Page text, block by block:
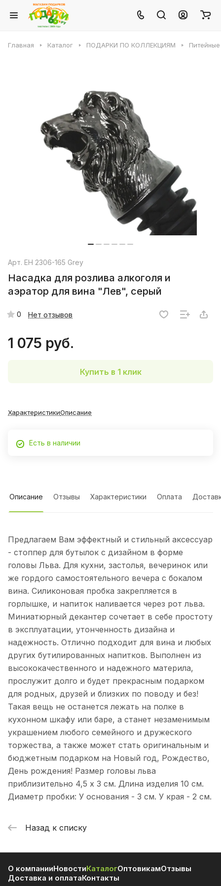
Главная Каталог ПОДАРКИ ПО КОЛЛЕКЦИЯМ
Арт. EH 2306-165 Grey
Насадка для розлива алкоголя и
аэратор для вина "Лев", серый
0 Нет отзывов
1 075 руб.
Купить в 1 клик
ХарактеристикиОписание
Есть в наличии
Описание Отзывы Характеристики Оплата
Предлагаем Вам эффектный и стильный аксессуар
- стоппер для бутылок с дизайном в форме
головы Льва. Для кухни, застолья, вечеринок или
же гордого самостоятельного вечера с бокалом
вина. Силиконовая пробка закрепляется в
горлышке, и напиток наливается через рот льва.
Миниатюрный декантер сочетает в себе простоту
в эксплуатации, утонченность дизайна и
надежность. Отлично подходит для вина и любых
других бутилированных напитков. Выполнен из
высококачественного и надежного материла,
прослужит долго и будет прекрасным подарком
для родных, друзей и близких по поводу и без!
Такая вещь не останется лежать на полке в
кухонном шкафу или баре, а станет незаменимым
украшением любого семейного и дружеского
торжества, а также может стать оригинальным и
бюджетным подарком на Новый год, Рождество,
День рождения! Размер головы льва
приблизительно 4,5 х 3 см. Длина изделия 10 см.
Диаметр пробки: У основания - 3 см. У края - 2 см.
Назад к списку
О компанииНовостиКаталогОптовикамОтзывы
Доставка и оплатаКонтакты